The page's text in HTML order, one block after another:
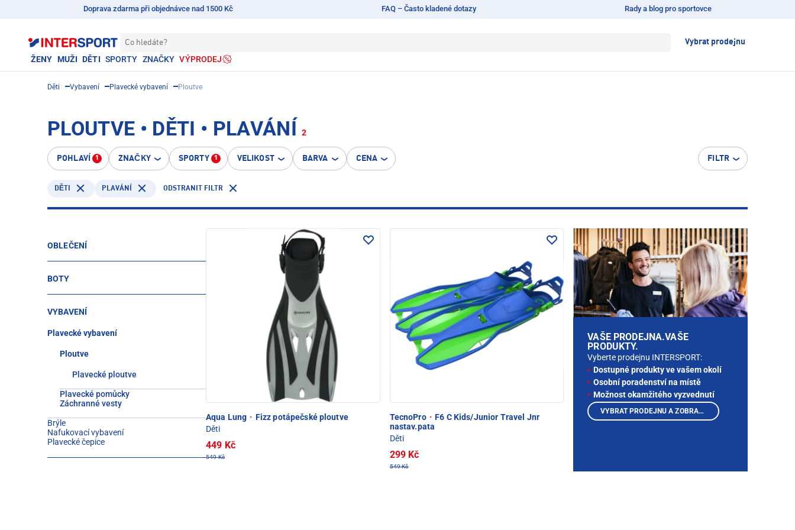
Doprava zdarma při objednávce nad 1500 Kč FAQ – Často kladené dotazy Rady a blog pro sportovce
Co hledáte? Vybrat prodejnu
ŽENY MUŽI DĚTI SPORTY ZNAČKY VÝPRODEJ
Děti Vybavení Plavecké vybavení Ploutve
PLOUTVE • DĚTI • PLAVÁNÍ 2
POHLAVÍ 1 ZNAČKY SPORTY 1 VELIKOST BARVA CENA FILTR
DĚTI PLAVÁNÍ ODSTRANIT FILTR
OBLEČENÍ
BOTY
VYBAVENÍ
Plavecké vybavení
Ploutve
Plavecké ploutve
Plavecké pomůcky
Záchranné vesty
Brýle
Nafukovací vybavení
Plavecké čepice
Aqua Lung · Fizz potápečské ploutve
Děti
449 Kč
549 Kč
TecnoPro · F6 C Kids/Junior Travel Jnr
nastav.pata
Děti
299 Kč
549 Kč
VAŠE PRODEJNA.VAŠE
PRODUKTY.
Vyberte prodejnu INTERSPORT:
Dostupné produkty ve vašem okolí
Osobní poradenství na místě
Možnost okamžitého vyzvednutí
VYBRAT PRODEJNU A ZOBRAZIT PRODUKTY